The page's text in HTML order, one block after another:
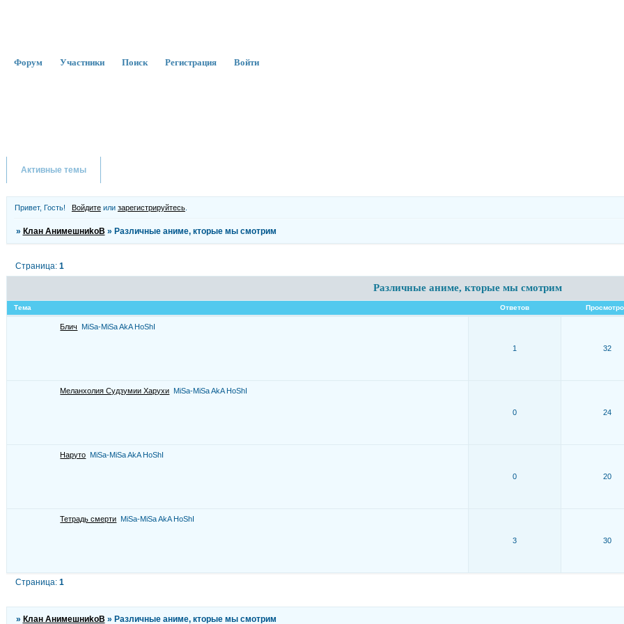
Форум Участники Поиск Регистрация Войти
Активные темы
Привет, Гость! Войдитеили зарегистрируйтесь.
» Клан АнимешниkоВ » Различные аниме, кторые мы смотрим
Различные аниме, кторые мы смотрим
Страница: 1
Тема Ответов
Блич MiSa-MiSa AkA HoShI
1 32
Меланхолия Судзумии Харухи MiSa-MiSa AkA HoShI
0 24
Наруто MiSa-MiSa AkA HoShI
0 20
Тетрадь смерти MiSa-MiSa AkA HoShI
3 30
Страница: 1
» Клан АнимешниkоВ » Различные аниме, кторые мы смотрим